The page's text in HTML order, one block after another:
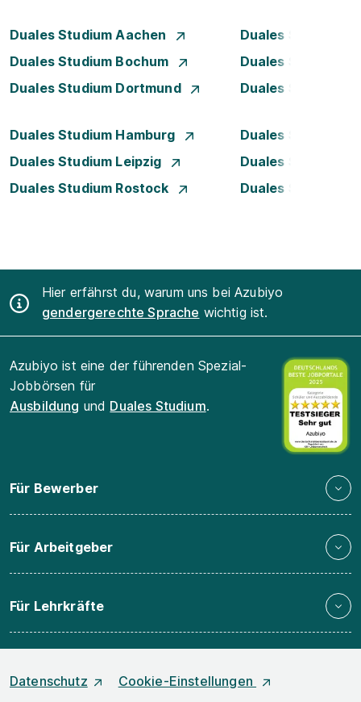
Duales Studium Aachen
Duales Studium
Duales Studium Bochum
Duales Studium
Duales Studium Dortmund
Duales Studium
Duales Studium Hamburg
Duales Studium
Duales Studium Leipzig
Duales Studium
Duales Studium Rostock
Duales Studium
Hier erfährst du, warum uns bei Azubiyo
gendergerechte Sprache wichtig ist.
Azubiyo ist eine der führenden Spezial-
Jobbörsen für
Ausbildung und Duales Studium.
Für Bewerber
Für Arbeitgeber
Für Lehrkräfte
Datenschutz
Cookie-Einstellungen